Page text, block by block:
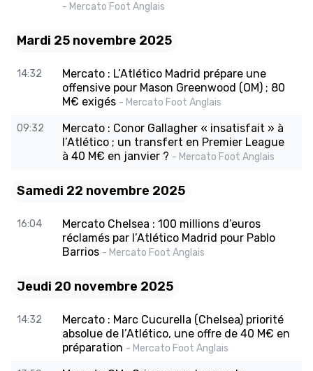
- Mercato Foot Anglais
Mardi 25 novembre 2025
14:32
Mercato : L’Atlético Madrid prépare une
offensive pour Mason Greenwood (OM) ; 80
M€ exigés - Mercato Foot Anglais
09:32
Mercato : Conor Gallagher « insatisfait » à
l’Atlético ; un transfert en Premier League
à 40 M€ en janvier ? - Mercato Foot Anglais
Samedi 22 novembre 2025
16:04
Mercato Chelsea : 100 millions d’euros
réclamés par l’Atlético Madrid pour Pablo
Barrios - Mercato Foot Anglais
Jeudi 20 novembre 2025
14:32
Mercato : Marc Cucurella (Chelsea) priorité
absolue de l’Atlético, une offre de 40 M€ en
préparation - Mercato Foot Anglais